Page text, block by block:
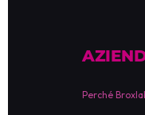
Perché